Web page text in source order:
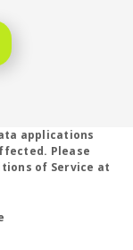
applications
Please
of Service at